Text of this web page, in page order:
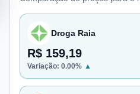
Droga Raia
R$ 159,19
Variação: 0.00% ▲